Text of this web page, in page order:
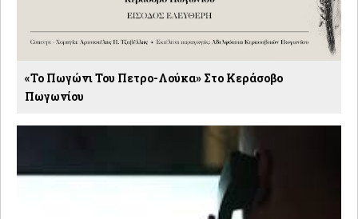
«Το Πωγώνι Του Πετρο-Λούκα» Στο Κεράσοβο
Πωγωνίου